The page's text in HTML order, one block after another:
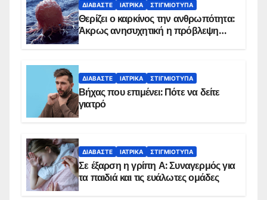
ΔΙΑΒΆΣΤΕ ΙΑΤΡΙΚΆ ΣΤΙΓΜΙΌΤΥΠΑ
Θερίζει ο καρκίνος την ανθρωπότητα:
Άκρως ανησυχητική η πρόβλεψη…
ΔΙΑΒΆΣΤΕ ΙΑΤΡΙΚΆ ΣΤΙΓΜΙΌΤΥΠΑ
Βήχας που επιμένει: Πότε να δείτε
γιατρό
ΔΙΑΒΆΣΤΕ ΙΑΤΡΙΚΆ ΣΤΙΓΜΙΌΤΥΠΑ
Σε έξαρση η γρίπη Α: Συναγερμός για
τα παιδιά και τις ευάλωτες ομάδες